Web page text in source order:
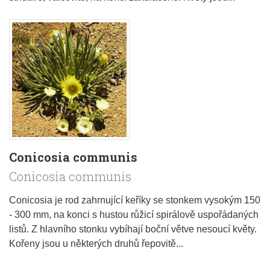
Conicosia communis
Conicosia communis
Conicosia je rod zahrnující keříky se stonkem vysokým 150
- 300 mm, na konci s hustou růžicí spirálově uspořádaných
listů. Z hlavního stonku vybíhají boční větve nesoucí květy.
Kořeny jsou u některých druhů řepovitě...